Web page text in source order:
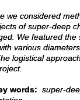
we considered
of super-deep
We featured
various
logistical
super-